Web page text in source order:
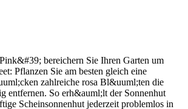
bereichern Sie Ihren Garten um
Pflanzen Sie am besten gleich eine
zahlreiche rosa Bl&uuml;ten die
entfernen. So erh&auml;lt der Sonnenhut
Scheinsonnenhut jederzeit problemlos in